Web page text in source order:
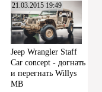
21.03.2015 19:49
Jeep Wrangler Staff
Car concept - догнать
и перегнать Willys
MB